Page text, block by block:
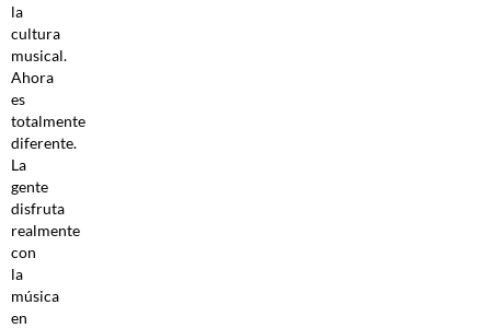
la
cultura
musical.
Ahora
es
totalmente
diferente.
La
gente
disfruta
realmente
con
la
música
en